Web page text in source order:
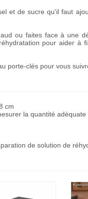
et de sucre qu'il faut
ou faites face à une
pour aider à
porte-clés pour vous
cm
la quantité
de solution de